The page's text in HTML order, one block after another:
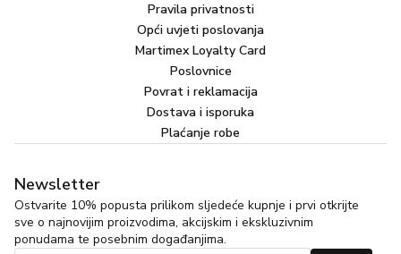
Pravila privatnosti
Opći uvjeti poslovanja
Martimex Loyalty Card
Poslovnice
Povrat i reklamacija
Dostava i isporuka
Plaćanje robe
Newsletter
Ostvarite 10% popusta prilikom sljedeće kupnje i prvi otkrijte
sve o najnovijim proizvodima, akcijskim i ekskluzivnim
ponudama te posebnim događanjima.